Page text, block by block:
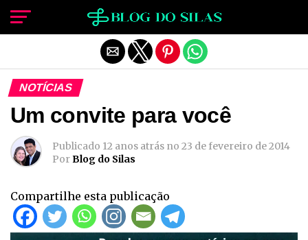
NOTÍCIAS
Um convite para você
Publicado 12 anos atrás no 23 de fevereiro de 2014
PorBlog do Silas
Compartilhe esta publicação
Sair da versão mobile